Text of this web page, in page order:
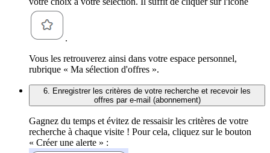
.
Vous les retrouverez ainsi dans votre espace personnel,
rubrique « Ma sélection d'offres ».
6. Enregistrer les critères de votre recherche et recevoir les
offres par e-mail (abonnement)
Gagnez du temps et évitez de ressaisir les critères de votre
recherche à chaque visite ! Pour cela, cliquez sur le bouton
« Créer une alerte » :